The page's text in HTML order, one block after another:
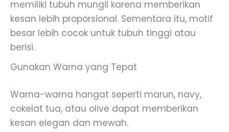
memiliki tubuh mungil karena memberikan
kesan lebih proporsional. Sementara itu, motif
besar lebih cocok untuk tubuh tinggi atau
berisi.
Gunakan Warna yang Tepat
Warna-warna hangat seperti marun, navy,
cokelat tua, atau olive dapat memberikan
kesan elegan dan mewah.